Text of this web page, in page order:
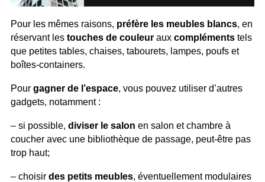
Pour les mêmes raisons, préfère les meubles blancs, en
réservant les touches de couleur aux compléments tels
que petites tables, chaises, tabourets, lampes, poufs et
boîtes-containers.
Pour gagner de l’espace, vous pouvez utiliser d’autres
gadgets, notamment :
– si possible, diviser le salon en salon et chambre à
coucher avec une bibliothèque de passage, peut-être pas
trop haut;
– choisir des petits meubles, éventuellement modulaires